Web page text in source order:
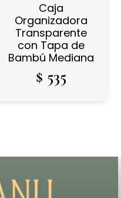
Caja
Organizadora
Transparente
con Tapa de
Bambú Mediana
$ 535